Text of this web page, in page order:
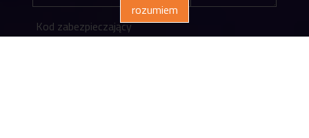
Kod zabezpieczający
rozumiem